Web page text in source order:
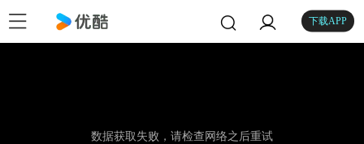
下载APP
数据获取失败，请检查网络之后重试